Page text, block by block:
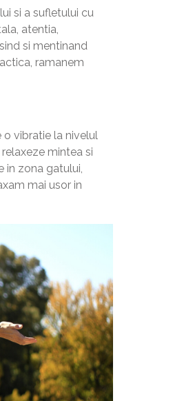
si a sufletului cu
atentia,
si mentinand
ramanem
o vibratie la nivelul
mintea si
in zona gatului,
mai usor in